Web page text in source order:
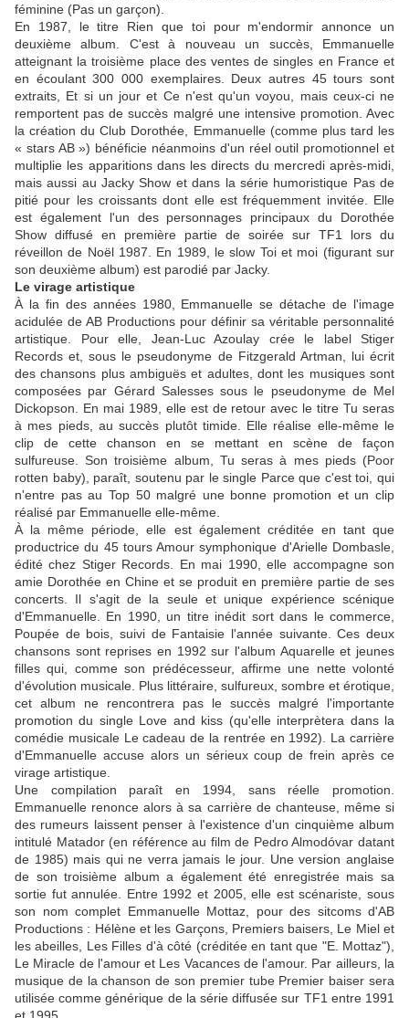
féminine (Pas un garçon).
En 1987, le titre Rien que toi pour m'endormir annonce un
deuxième album. C'est à nouveau un succès, Emmanuelle
atteignant la troisième place des ventes de singles en France et
en écoulant 300 000 exemplaires. Deux autres 45 tours sont
extraits, Et si un jour et Ce n'est qu'un voyou, mais ceux-ci ne
remportent pas de succès malgré une intensive promotion. Avec
la création du Club Dorothée, Emmanuelle (comme plus tard les
« stars AB ») bénéficie néanmoins d'un réel outil promotionnel et
multiplie les apparitions dans les directs du mercredi après-midi,
mais aussi au Jacky Show et dans la série humoristique Pas de
pitié pour les croissants dont elle est fréquemment invitée. Elle
est également l'un des personnages principaux du Dorothée
Show diffusé en première partie de soirée sur TF1 lors du
réveillon de Noël 1987. En 1989, le slow Toi et moi (figurant sur
son deuxième album) est parodié par Jacky.
Le virage artistique
À la fin des années 1980, Emmanuelle se détache de l'image
acidulée de AB Productions pour définir sa véritable personnalité
artistique. Pour elle, Jean-Luc Azoulay crée le label Stiger
Records et, sous le pseudonyme de Fitzgerald Artman, lui écrit
des chansons plus ambiguës et adultes, dont les musiques sont
composées par Gérard Salesses sous le pseudonyme de Mel
Dickopson. En mai 1989, elle est de retour avec le titre Tu seras
à mes pieds, au succès plutôt timide. Elle réalise elle-même le
clip de cette chanson en se mettant en scène de façon
sulfureuse. Son troisième album, Tu seras à mes pieds (Poor
rotten baby), paraît, soutenu par le single Parce que c'est toi, qui
n'entre pas au Top 50 malgré une bonne promotion et un clip
réalisé par Emmanuelle elle-même.
À la même période, elle est également créditée en tant que
productrice du 45 tours Amour symphonique d'Arielle Dombasle,
édité chez Stiger Records. En mai 1990, elle accompagne son
amie Dorothée en Chine et se produit en première partie de ses
concerts. Il s'agit de la seule et unique expérience scénique
d'Emmanuelle. En 1990, un titre inédit sort dans le commerce,
Poupée de bois, suivi de Fantaisie l'année suivante. Ces deux
chansons sont reprises en 1992 sur l'album Aquarelle et jeunes
filles qui, comme son prédécesseur, affirme une nette volonté
d'évolution musicale. Plus littéraire, sulfureux, sombre et érotique,
cet album ne rencontrera pas le succès malgré l'importante
promotion du single Love and kiss (qu'elle interprètera dans la
comédie musicale Le cadeau de la rentrée en 1992). La carrière
d'Emmanuelle accuse alors un sérieux coup de frein après ce
virage artistique.
Une compilation paraît en 1994, sans réelle promotion.
Emmanuelle renonce alors à sa carrière de chanteuse, même si
des rumeurs laissent penser à l'existence d'un cinquième album
intitulé Matador (en référence au film de Pedro Almodóvar datant
de 1985) mais qui ne verra jamais le jour. Une version anglaise
de son troisième album a également été enregistrée mais sa
sortie fut annulée. Entre 1992 et 2005, elle est scénariste, sous
son nom complet Emmanuelle Mottaz, pour des sitcoms d'AB
Productions : Hélène et les Garçons, Premiers baisers, Le Miel et
les abeilles, Les Filles d'à côté (créditée en tant que "E. Mottaz"),
Le Miracle de l'amour et Les Vacances de l'amour. Par ailleurs, la
musique de la chanson de son premier tube Premier baiser sera
utilisée comme générique de la série diffusée sur TF1 entre 1991
et 1995.